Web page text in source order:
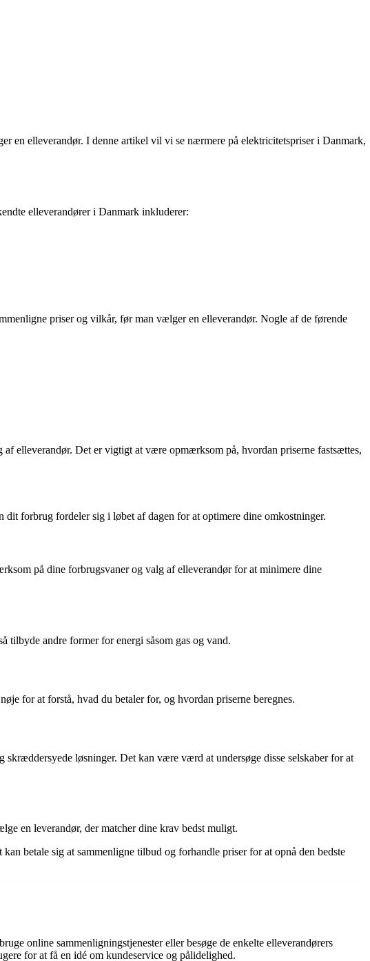
en elleverandør. I denne artikel vil vi se nærmere på elektricitetspriser i Danmark,
elleverandører i Danmark inkluderer:
priser og vilkår, før man vælger en elleverandør. Nogle af de førende
elleverandør. Det er vigtigt at være opmærksom på, hvordan priserne fastsættes,
forbrug fordeler sig i løbet af dagen for at optimere dine omkostninger.
på dine forbrugsvaner og valg af elleverandør for at minimere dine
tilbyde andre former for energi såsom gas og vand.
for at forstå, hvad du betaler for, og hvordan priserne beregnes.
løsninger. Det kan være værd at undersøge disse selskaber for at
en leverandør, der matcher dine krav bedst muligt.
betale sig at sammenligne tilbud og forhandle priser for at opnå den bedste
online sammenligningstjenester eller besøge de enkelte elleverandørers
for at få en idé om kundeservice og pålidelighed.